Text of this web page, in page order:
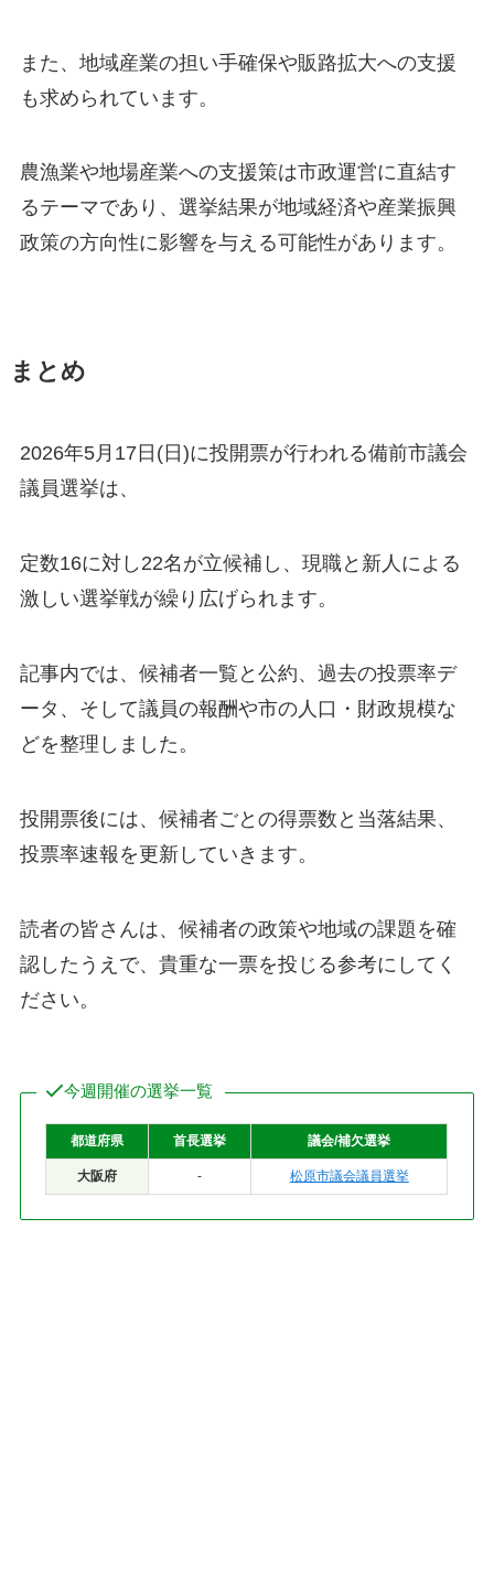
また、地域産業の担い手確保や販路拡大への支援
も求められています。
農漁業や地場産業への支援策は市政運営に直結す
るテーマであり、選挙結果が地域経済や産業振興
政策の方向性に影響を与える可能性があります。
まとめ
2026年5月17日(日)に投開票が行われる備前市議会
議員選挙は、
定数16に対し22名が立候補し、現職と新人による
激しい選挙戦が繰り広げられます。
記事内では、候補者一覧と公約、過去の投票率デ
ータ、そして議員の報酬や市の人口・財政規模な
どを整理しました。
投開票後には、候補者ごとの得票数と当落結果、
投票率速報を更新していきます。
読者の皆さんは、候補者の政策や地域の課題を確
認したうえで、貴重な一票を投じる参考にしてく
ださい。
今週開催の選挙一覧
都道府県 首長選挙 議会/補欠選挙
大阪府 - 松原市議会議員選挙